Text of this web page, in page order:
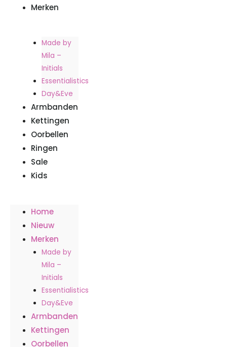
Merken
Made by
Mila –
Initials
Essentialistics
Day&Eve
Armbanden
Kettingen
Oorbellen
Ringen
Sale
Kids
Home
Nieuw
Merken
Made by
Mila –
Initials
Essentialistics
Day&Eve
Armbanden
Kettingen
Oorbellen